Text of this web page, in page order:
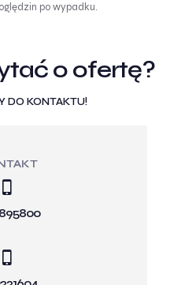
po wypadku.
o ofertę?
DO KONTAKTU!